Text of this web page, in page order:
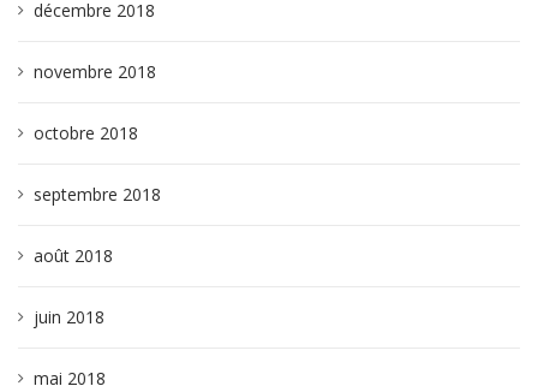
décembre 2018
novembre 2018
octobre 2018
septembre 2018
août 2018
juin 2018
mai 2018